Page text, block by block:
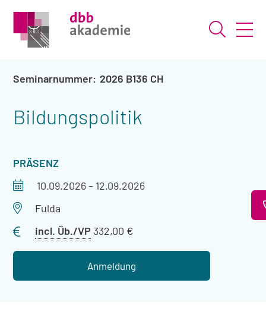
Suche
2026 B136 CH
Bildungspolitik
VERANSTALTUNGSART
PRÄSENZ
Veranstaltungszeitraum
10.09.2026– 12.09.2026
Veranstaltungsort
Fulda
incl. Üb./VP Preis
Übernachtung
332,00 €
Anmeldung